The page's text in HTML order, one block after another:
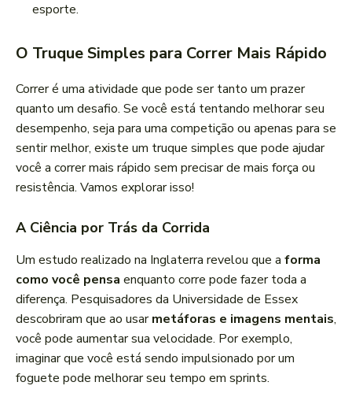
esporte.
O Truque Simples para Correr Mais Rápido
Correr é uma atividade que pode ser tanto um prazer
quanto um desafio. Se você está tentando melhorar seu
desempenho, seja para uma competição ou apenas para se
sentir melhor, existe um truque simples que pode ajudar
você a correr mais rápido sem precisar de mais força ou
resistência. Vamos explorar isso!
A Ciência por Trás da Corrida
Um estudo realizado na Inglaterra revelou que a forma
como você pensa enquanto corre pode fazer toda a
diferença. Pesquisadores da Universidade de Essex
descobriram que ao usarmetáforas e imagens mentais,
você pode aumentar sua velocidade. Por exemplo,
imaginar que você está sendo impulsionado por um
foguete pode melhorar seu tempo em sprints.